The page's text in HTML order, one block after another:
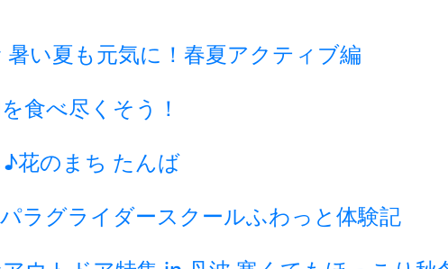
い夏も元気に！春夏アクティブ編
食べ尽くそう！
花のまち たんば
ラグライダースクールふわっと体験記